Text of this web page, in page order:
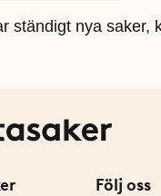
ständigt nya saker,
Följ oss